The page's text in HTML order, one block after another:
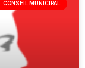
CONSEIL MUNICIPAL